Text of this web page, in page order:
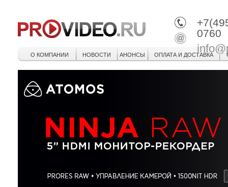
0760
О КОМПАНИИ НОВОСТИ АНОНСЫ ОПЛАТА И ДОСТАВКА